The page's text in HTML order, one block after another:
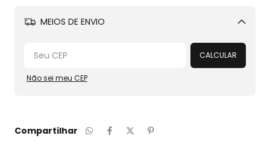
MEIOS DE ENVIO
Alterar CEP
CALCULAR
Não sei meu CEP
Compartilhar